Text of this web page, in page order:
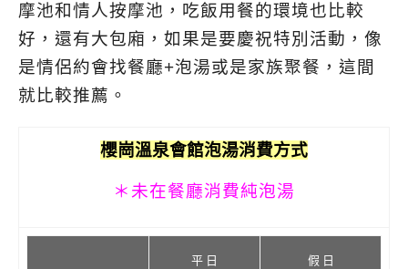
摩池和情人按摩池，吃飯用餐的環境也比較
好，還有大包廂，如果是要慶祝特別活動，像
是情侶約會找餐廳+泡湯或是家族聚餐，這間
就比較推薦。
櫻崗溫泉會館泡湯消費方式
＊未在餐廳消費純泡湯
平 日 假 日